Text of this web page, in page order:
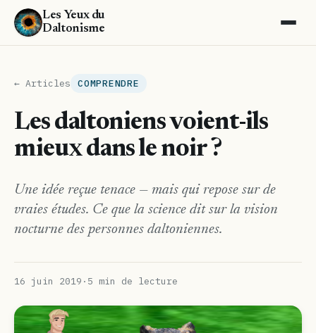
Les Yeux du
Daltonisme
← Articles COMPRENDRE
Les daltoniens voient-ils
mieux dans le noir ?
Une idée reçue tenace — mais qui repose sur de
vraies études. Ce que la science dit sur la vision
nocturne des personnes daltoniennes.
16 juin 2019 · 5 min de lecture